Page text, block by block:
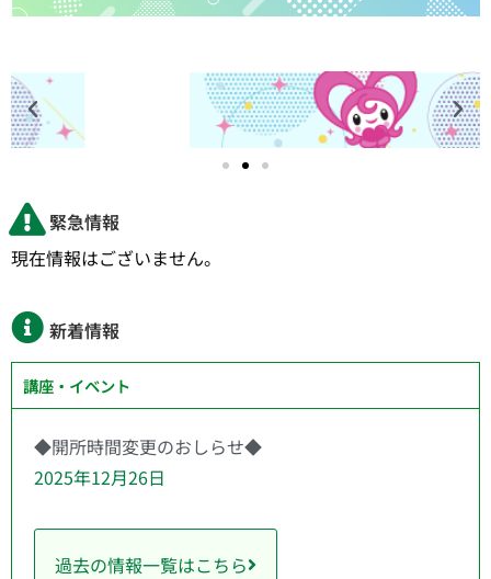
緊急情報
現在情報はございません。
新着情報
講座・イベント
◆開所時間変更のおしらせ◆
2025年12月26日
過去の情報一覧はこちら